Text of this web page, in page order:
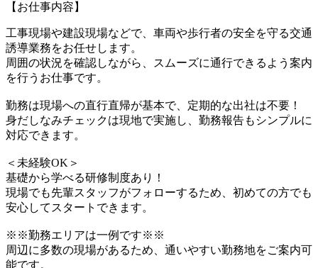
【お仕事内容】
工事現場や建設現場などで、車両や歩行者の安全を守る交通
誘導業務をお任せします。
周囲の状況を確認しながら、スムーズに通行できるよう案内
を行うお仕事です。
勤務は現場への直行直帰が基本で、定期的な出社は不要！
身だしなみチェックは現地で実施し、勤務報告もシンプルに
対応できます。
＜未経験OK＞
基礎から学べる研修制度あり！
現場でも先輩スタッフがフォローするため、初めての方でも
安心してスタートできます。
※※勤務エリアは一例です※※
周辺に多数の現場があるため、通いやすい勤務地をご案内可
能です。